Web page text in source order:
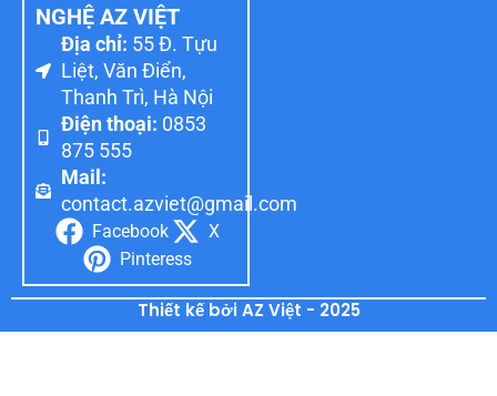
NGHỆ AZ VIỆT
Địa chỉ: 55 Đ. Tựu
Liệt, Văn Điển,
Thanh Trì, Hà Nội
Điện thoại: 0853
875 555
Mail:
contact.azviet@gmail.com
Facebook
X
Pinteress
Thiết kế bởi AZ Việt - 2025